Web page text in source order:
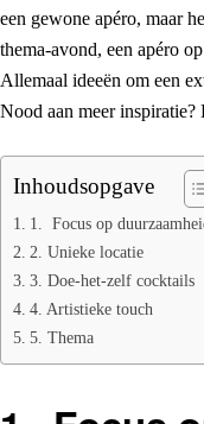
een gewone apéro, maar
thema-avond, een apéro
Allemaal ideeën om een
Nood aan meer
Inhoudsopgave
1. Focus op
2. Unieke locatie
3. Doe-het-zelf cocktails
4. Artistieke touch
5. Thema